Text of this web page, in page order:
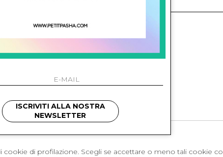
ISCRIVITI ALLA NOSTRA
NEWSLETTER
cookie di profilazione. Scegli se accettare o meno tali cookie